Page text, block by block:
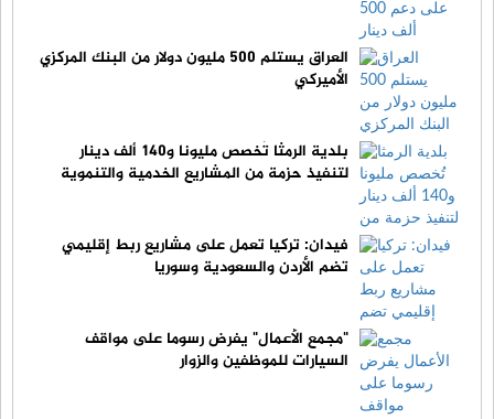
العراق يستلم 500 مليون دولار من البنك المركزي
الأميركي
بلدية الرمثا تُخصص مليونا و140 ألف دينار
لتنفيذ حزمة من المشاريع الخدمية والتنموية
فيدان: تركيا تعمل على مشاريع ربط إقليمي
تضم الأردن والسعودية وسوريا
"مجمع الأعمال" يفرض رسوما على مواقف
السيارات للموظفين والزوار